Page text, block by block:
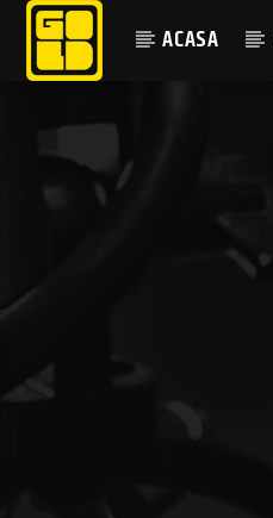
ACASA